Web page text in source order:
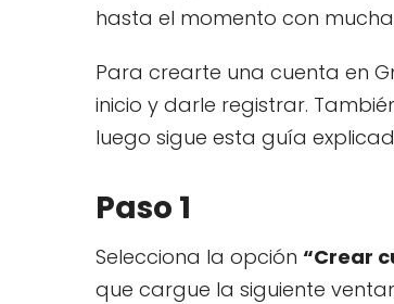
hasta el momento con
Para crearte una cuenta en
inicio y darle registrar.
luego sigue esta guía
Paso 1
Selecciona la opción “Crear
que cargue la siguiente